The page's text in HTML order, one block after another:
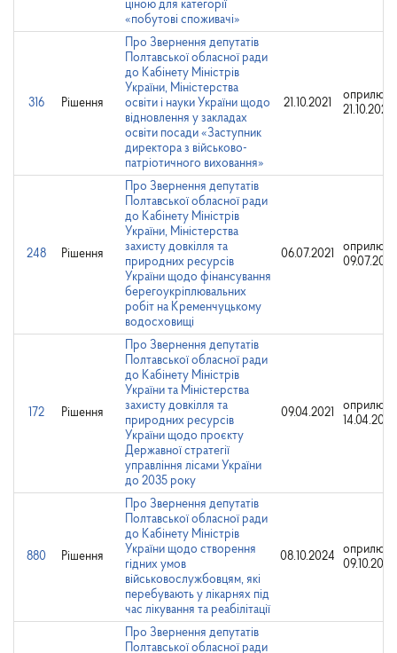
ціною для категорії
«побутові споживачі»
316 Рішення
Про Звернення депутатів
Полтавської обласної ради
до Кабінету Міністрів
України, Міністерства
освіти і науки України щодо
відновлення у закладах
освіти посади «Заступник
директора з військово-
патріотичного виховання»
21.10.2021
21.10.2021
248 Рішення
Про Звернення депутатів
Полтавської обласної ради
до Кабінету Міністрів
України, Міністерства
захисту довкілля та
природних ресурсів
України щодо фінансування
берегоукріплювальних
робіт на Кременчуцькому
водосховищі
06.07.2021
09.07.2021
172 Рішення
Про Звернення депутатів
Полтавської обласної ради
до Кабінету Міністрів
України та Міністерства
захисту довкілля та
природних ресурсів
України щодо проєкту
Державної стратегії
управління лісами України
до 2035 року
09.04.2021
14.04.2021
880 Рішення
Про Звернення депутатів
Полтавської обласної ради
до Кабінету Міністрів
України щодо створення
гідних умов
військовослужбовцям, які
перебувають у лікарнях під
час лікування та реабілітації
08.10.2024
09.10.2024
Про Звернення депутатів
Полтавської обласної ради